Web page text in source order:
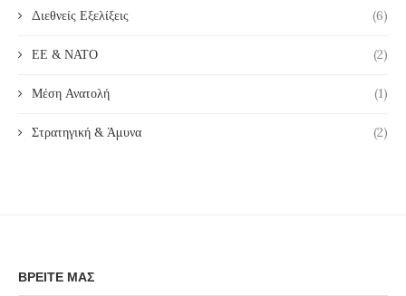
Διεθνείς Εξελίξεις (6)
ΕΕ & ΝΑΤΟ (2)
Μέση Ανατολή (1)
Στρατηγική & Άμυνα (2)
ΒΡΕΊΤΕ ΜΑΣ